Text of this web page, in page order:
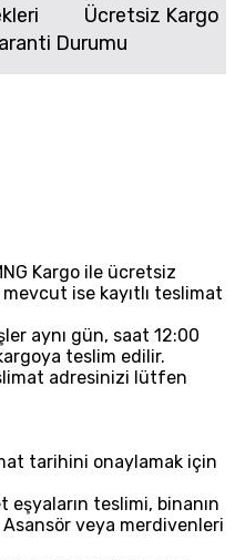
Ücretsiz Kargo
Durumu
Kargo ile ücretsiz
ise kayıtlı teslimat
aynı gün, saat 12:00
teslim edilir.
adresinizi lütfen
tarihini onaylamak için
eşyaların teslimi, binanın
veya merdivenleri